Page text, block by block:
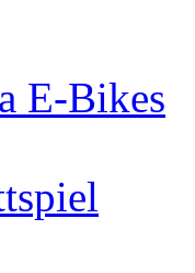
E-Bikes